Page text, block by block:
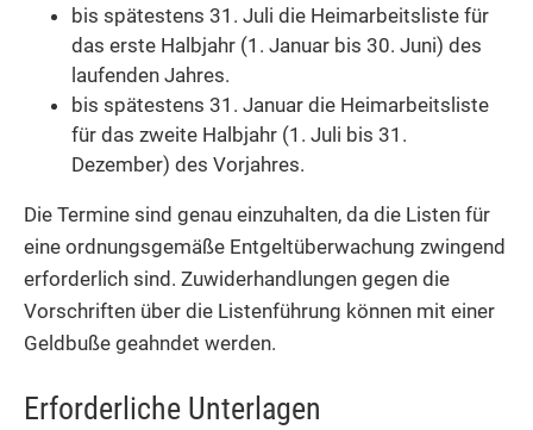
bis spätestens 31. Juli die Heimarbeitsliste für
das erste Halbjahr (1. Januar bis 30. Juni) des
laufenden Jahres.
bis spätestens 31. Januar die Heimarbeitsliste
für das zweite Halbjahr (1. Juli bis 31.
Dezember) des Vorjahres.
Die Termine sind genau einzuhalten, da die Listen für
eine ordnungsgemäße Entgeltüberwachung zwingend
erforderlich sind. Zuwiderhandlungen gegen die
Vorschriften über die Listenführung können mit einer
Geldbuße geahndet werden.
Erforderliche Unterlagen